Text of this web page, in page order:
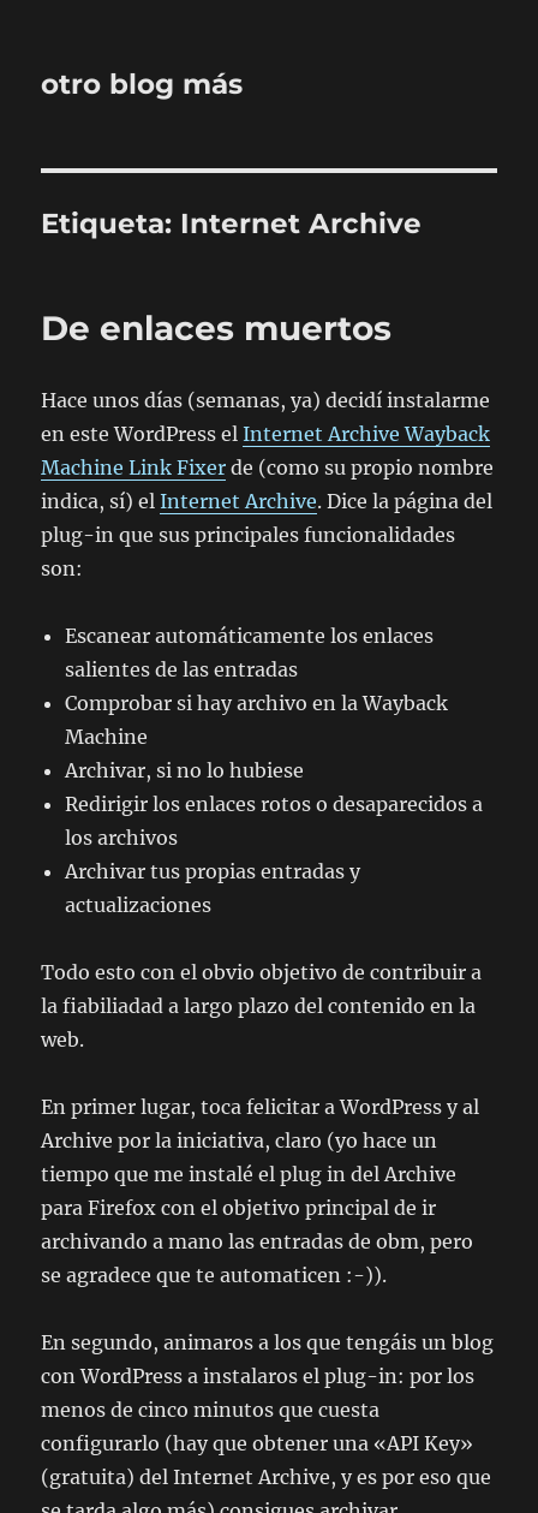
otro blog más
Etiqueta: Internet Archive
De enlaces muertos
Hace unos días (semanas, ya) decidí instalarme
en este WordPress elInternet Archive Wayback
Machine Link Fixer de (como su propio nombre
indica, sí) elInternet Archive. Dice la página del
plug-in que sus principales funcionalidades
son:
Escanear automáticamente los enlaces
salientes de las entradas
Comprobar si hay archivo en la Wayback
Machine
Archivar, si no lo hubiese
Redirigir los enlaces rotos o desaparecidos a
los archivos
Archivar tus propias entradas y
actualizaciones
Todo esto con el obvio objetivo de contribuir a
la fiabiliadad a largo plazo del contenido en la
web.
En primer lugar, toca felicitar a WordPress y al
Archive por la iniciativa, claro (yo hace un
tiempo que me instalé el plug in del Archive
para Firefox con el objetivo principal de ir
archivando a mano las entradas de obm, pero
se agradece que te automaticen :-)).
En segundo, animaros a los que tengáis un blog
con WordPress a instalaros el plug-in: por los
menos de cinco minutos que cuesta
configurarlo (hay que obtener una «API Key»
(gratuita) delInternet Archive, y es por eso que